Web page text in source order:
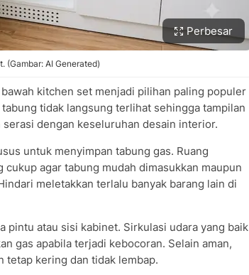
Perbesar
(Gambar: AI Generated)
kitchen set menjadi pilihan paling populer
tidak langsung terlihat sehingga tampilan
dengan keseluruhan desain interior.
untuk menyimpan tabung gas. Ruang
agar tabung mudah dimasukkan maupun
meletakkan terlalu banyak barang lain di
pintu atau sisi kabinet. Sirkulasi udara yang baik
gas apabila terjadi kebocoran. Selain aman,
tetap kering dan tidak lembap.